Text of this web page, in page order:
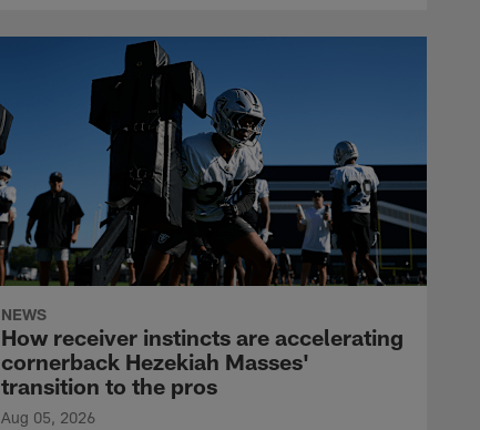
NEWS
How receiver instincts are accelerating
cornerback Hezekiah Masses'
transition to the pros
Aug 05, 2026